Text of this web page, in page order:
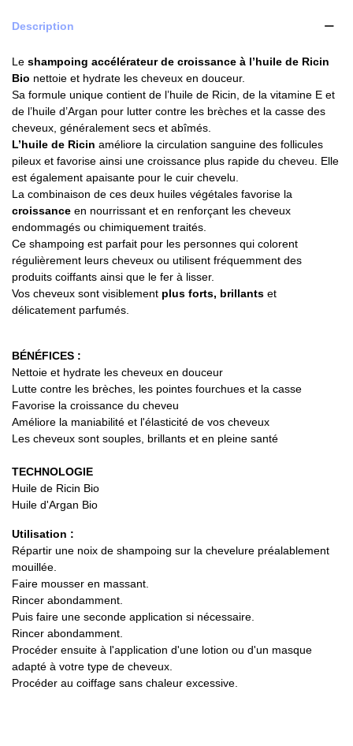
Description
Le shampoing accélérateur de croissance à l’huile de Ricin
Bio nettoie et hydrate les cheveux en douceur.
Sa formule unique contient de l’huile de Ricin, de la vitamine E et
de l’huile d’Argan pour lutter contre les brèches et la casse des
cheveux, généralement secs et abîmés.
L’huile de Ricin améliore la circulation sanguine des follicules
pileux et favorise ainsi une croissance plus rapide du cheveu. Elle
est également apaisante pour le cuir chevelu.
La combinaison de ces deux huiles végétales favorise la
croissance en nourrissant et en renforçant les cheveux
endommagés ou chimiquement traités.
Ce shampoing est parfait pour les personnes qui colorent
régulièrement leurs cheveux ou utilisent fréquemment des
produits coiffants ainsi que le fer à lisser.
Vos cheveux sont visiblement plus forts, brillants et
délicatement parfumés.
BÉNÉFICES :
Nettoie et hydrate les cheveux en douceur
Lutte contre les brèches, les pointes fourchues et la casse
Favorise la croissance du cheveu
Améliore la maniabilité et l'élasticité de vos cheveux
Les cheveux sont souples, brillants et en pleine santé
TECHNOLOGIE
Huile de Ricin Bio
Huile d'Argan Bio
Utilisation :
Répartir une noix de shampoing sur la chevelure préalablement
mouillée.
Faire mousser en massant.
Rincer abondamment.
Puis faire une seconde application si nécessaire.
Rincer abondamment.
Procéder ensuite à l'application d'une lotion ou d'un masque
adapté à votre type de cheveux.
Procéder au coiffage sans chaleur excessive.